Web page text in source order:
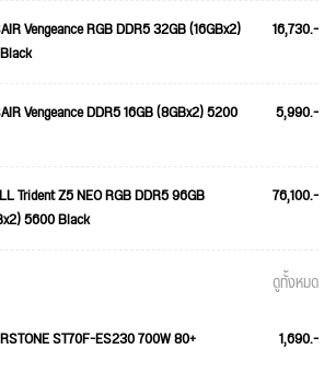
Vengeance RGB DDR5 32GB (16GBx2)
16,730.-
Vengeance DDR5 16GB (8GBx2) 5200
5,990.-
Trident Z5 NEO RGB DDR5 96GB
5600 Black
76,100.-
ดูทั้งหมด
ST70F-ES230 700W 80+ 1,690.-